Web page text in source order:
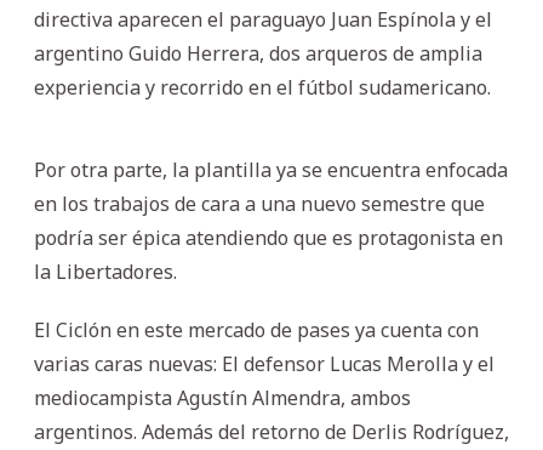
directiva aparecen el paraguayo Juan Espínola y el
argentino Guido Herrera, dos arqueros de amplia
experiencia y recorrido en el fútbol sudamericano.
Por otra parte, la plantilla ya se encuentra enfocada
en los trabajos de cara a una nuevo semestre que
podría ser épica atendiendo que es protagonista en
la Libertadores.
El Ciclón en este mercado de pases ya cuenta con
varias caras nuevas: El defensor Lucas Merolla y el
mediocampista Agustín Almendra, ambos
argentinos. Además del retorno de Derlis Rodríguez,